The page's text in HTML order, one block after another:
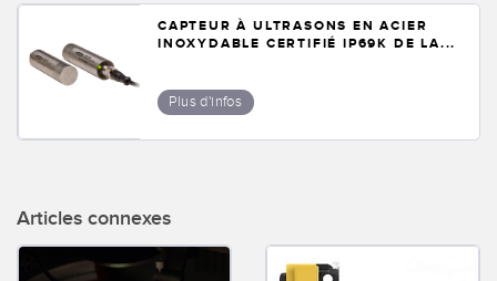
CAPTEUR À ULTRASONS EN ACIER
INOXYDABLE CERTIFIÉ IP69K DE LA...
Plus d'infos
Articles connexes